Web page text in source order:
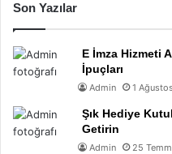
Son Yazılar
E İmza Hizmeti
İpuçları
Admin 1
Şık Hediye
Getirin
Admin 25